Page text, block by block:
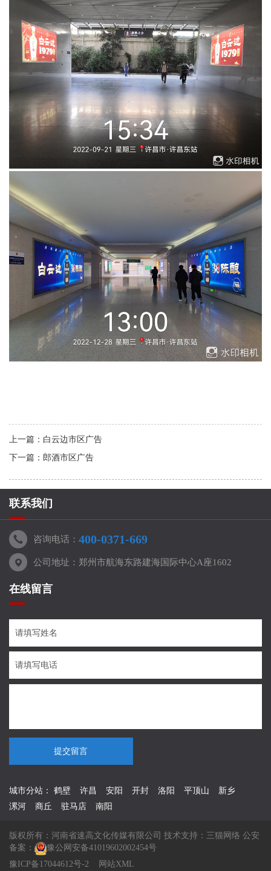
上一篇： 白云边市区广告
下一篇： 郎酒市区广告
联系我们
咨询电话： 400-0371-669
公司地址：郑州市航海东路建海国际中心A座1602
在线留言
提交留言
城市分站： 鹤壁 许昌 安阳 开封 洛阳 平顶山
新乡
漯河
商丘 驻马店 南阳
版权所有：河南省速高文化传媒有限公司 技术支持： 三猫网络 公安
备案：
豫公网安备41019602002454号
豫ICP备17044612号-2
网站XML